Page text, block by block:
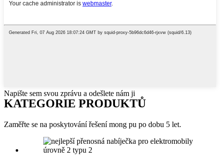
Napište sem svou zprávu a odešlete nám ji
KATEGORIE PRODUKTŮ
Zaměřte se na poskytování řešení mong pu po dobu 5 let.